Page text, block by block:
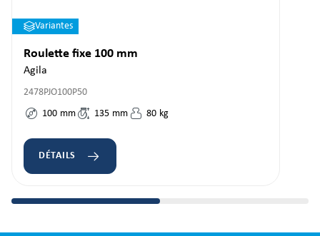
Variantes
Roulette fixe 100 mm
Agila
2478PJO100P50
100 mm 135 mm 80 kg
DÉTAILS